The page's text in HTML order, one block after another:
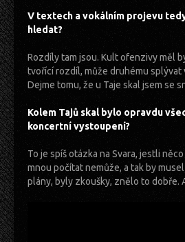
V textech a vokálním projevu
hledat?
Rozdíly tam jsou. Kult ofenzivy měl
tvořící rozdíl, může druhému splývat
Dejme tomu, že u Taje skal jsem se
Kolem Tajů skal bylo opravdu
koncertní vystoupení?
To je spíš otázka na Svara, jestli
mnou počítat nemůže, a tak by
plány, byly zkoušky, znělo to dobře.